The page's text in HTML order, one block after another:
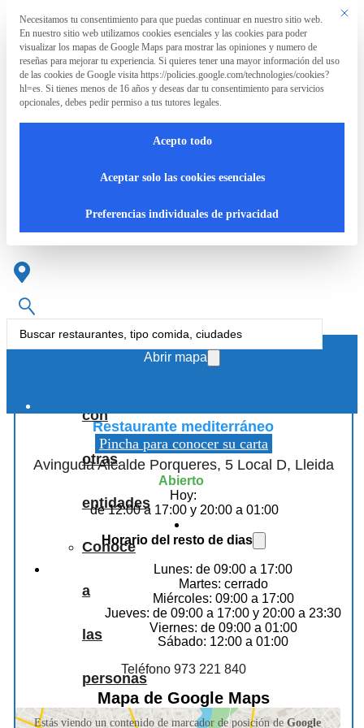
Saltar al contenido principal Saltar al pie de página
La
Asociación
La
accesibles
con
otras
entidades
Conoce
a
las
personas
que
RpT>
Lleida
Search
...
Abrir mapa
Restaurante mediterráneo
Pincha para conocer su carta
Avinguda Alcalde Porqueres, 5 Local D, Lleida
Abierto
Hoy:
de 12:00 a 17:00 y 20:00 a 01:00
Horario del resto de dias
Lunes: de 09:00 a 17:00
Martes: cerrado
Miércoles: 09:00 a 17:00
Jueves: de 09:00 a 17:00 y 20:00 a 23:30
Viernes: de 09:00 a 01:00
Sábado: 12:00 a 01:00
Teléfono 973 221 840
Mapa de Google Maps
Estás viendo un contenido de marcador de posición deGoogle
Este
Preferencia de privacidad
Necesitamos tu consentimiento para que puedas continuar en nuestro sitio web.
En nuestro sitio web utilizamos cookies esenciales y las cookies para poder
visualizar los mapas de Google Maps para mostrar las opiniones y numero de
reseñas para mejorar tu experiencia. Si quieres tener una mayor información del uso
de las cookies de Google visita https://policies.google.com/technologies/cookies?
hl=es. Si tienes menos de 16 años y deseas dar tu consentimiento para servicios
opcionales, debes pedir permiso a tus tutores legales.
Acepto todo
Aceptar solo las cookies esenciales
Preferencias individuales de privacidad